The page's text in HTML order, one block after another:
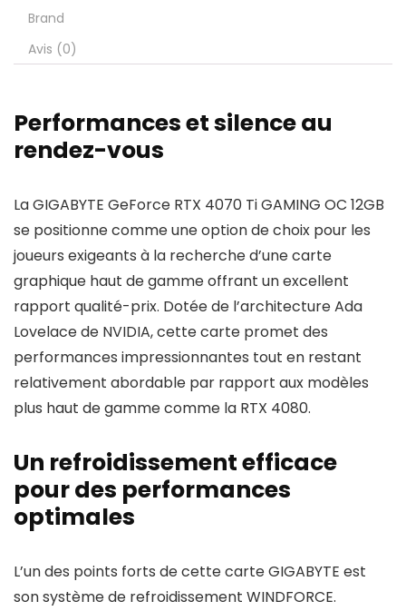
Brand
Avis (0)
Performances et silence au
rendez-vous
La GIGABYTE GeForce RTX 4070 Ti GAMING OC 12GB
se positionne comme une option de choix pour les
joueurs exigeants à la recherche d’une carte
graphique haut de gamme offrant un excellent
rapport qualité-prix. Dotée de l’architecture Ada
Lovelace de NVIDIA, cette carte promet des
performances impressionnantes tout en restant
relativement abordable par rapport aux modèles
plus haut de gamme comme la RTX 4080.
Un refroidissement efficace
pour des performances
optimales
L’un des points forts de cette carte GIGABYTE est
son système de refroidissement WINDFORCE.